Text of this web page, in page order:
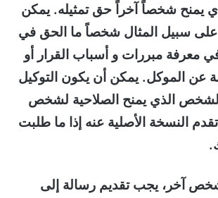
يمنح شخصاً آخراً حق تمثيله. يمكن
على سبيل المثال شخصاً ما الحق في
معرفة مبررات و أسباب القرار أو
عن الموكل. يمكن أن يكون التوكيل
الذي يمنح الصلاحية لشخص
النسخة الأصلية عنه إذا ما طلبت
آخر، يجب تقديم رسالة إلى